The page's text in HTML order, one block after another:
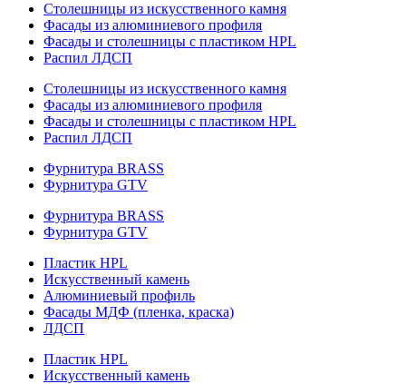
Столешницы из искусственного камня
Фасады из алюминиевого профиля
Фасады и столешницы с пластиком HPL
Распил ЛДСП
Столешницы из искусственного камня
Фасады из алюминиевого профиля
Фасады и столешницы с пластиком HPL
Распил ЛДСП
Фурнитура BRASS
Фурнитура GTV
Фурнитура BRASS
Фурнитура GTV
Пластик HPL
Искусственный камень
Алюминиевый профиль
Фасады МДФ (пленка, краска)
ЛДСП
Пластик HPL
Искусственный камень